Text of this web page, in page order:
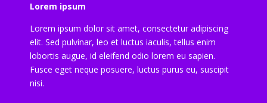
Lorem ipsum
Lorem ipsum dolor sit amet, consectetur adipiscing
elit. Sed pulvinar, leo et luctus iaculis, tellus enim
lobortis augue, id eleifend odio lorem eu sapien.
Fusce eget neque posuere, luctus purus eu, suscipit
nisi.